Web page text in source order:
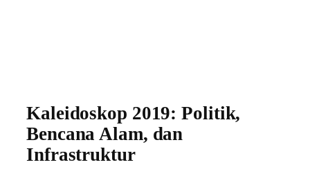
Kaleidoskop 2019: Politik,
Bencana Alam, dan
Infrastruktur